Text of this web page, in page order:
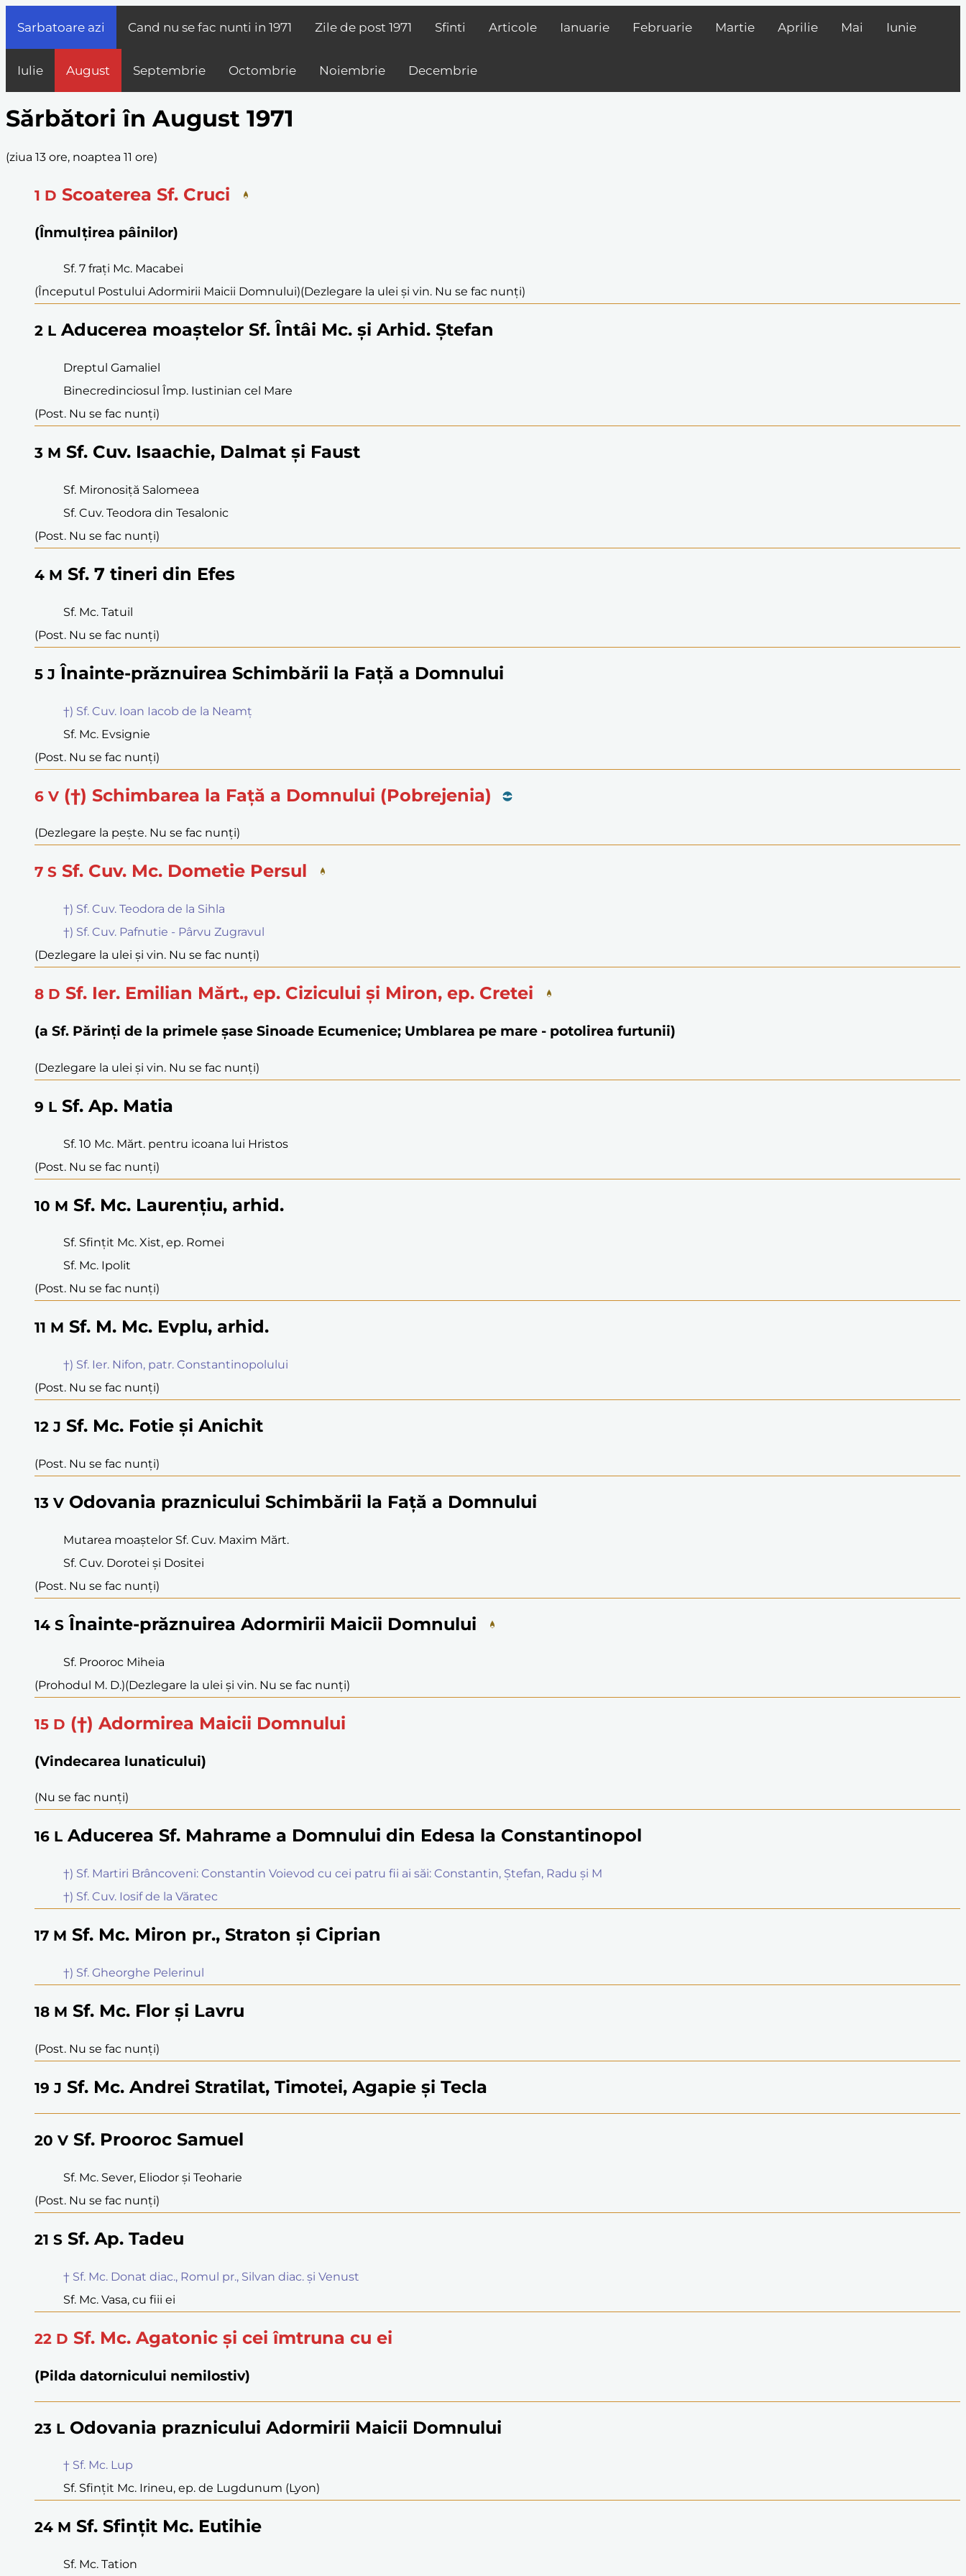
Sarbatoare azi Cand nu se fac nunti in 1971 Zile de post 1971 Sfinti Articole Ianuarie Februarie Martie Aprilie Mai Iunie
Iulie August Septembrie Octombrie Noiembrie Decembrie
Sărbători în August 1971
(ziua 13 ore, noaptea 11 ore)
1 D Scoaterea Sf. Cruci
(Înmulțirea pâinilor)
Sf. 7 frați Mc. Macabei
(Începutul Postului Adormirii Maicii Domnului)(Dezlegare la ulei și vin. Nu se fac nunți)
2 L Aducerea moaștelor Sf. Întâi Mc. și Arhid. Ștefan
Dreptul Gamaliel
Binecredinciosul Împ. Iustinian cel Mare
(Post. Nu se fac nunți)
3 M Sf. Cuv. Isaachie, Dalmat și Faust
Sf. Mironosiță Salomeea
Sf. Cuv. Teodora din Tesalonic
(Post. Nu se fac nunți)
4 M Sf. 7 tineri din Efes
Sf. Mc. Tatuil
(Post. Nu se fac nunți)
5 J Înainte-prăznuirea Schimbării la Față a Domnului
†) Sf. Cuv. Ioan Iacob de la Neamț
Sf. Mc. Evsignie
(Post. Nu se fac nunți)
6 V (†) Schimbarea la Față a Domnului (Pobrejenia)
(Dezlegare la pește. Nu se fac nunți)
7 S Sf. Cuv. Mc. Dometie Persul
†) Sf. Cuv. Teodora de la Sihla
†) Sf. Cuv. Pafnutie - Pârvu Zugravul
(Dezlegare la ulei și vin. Nu se fac nunți)
8 D Sf. Ier. Emilian Mărt., ep. Cizicului și Miron, ep. Cretei
(a Sf. Părinți de la primele șase Sinoade Ecumenice; Umblarea pe mare - potolirea furtunii)
(Dezlegare la ulei și vin. Nu se fac nunți)
9 L Sf. Ap. Matia
Sf. 10 Mc. Mărt. pentru icoana lui Hristos
(Post. Nu se fac nunți)
10 M Sf. Mc. Laurențiu, arhid.
Sf. Sfințit Mc. Xist, ep. Romei
Sf. Mc. Ipolit
(Post. Nu se fac nunți)
11 M Sf. M. Mc. Evplu, arhid.
†) Sf. Ier. Nifon, patr. Constantinopolului
(Post. Nu se fac nunți)
12 J Sf. Mc. Fotie și Anichit
(Post. Nu se fac nunți)
13 V Odovania praznicului Schimbării la Față a Domnului
Mutarea moaștelor Sf. Cuv. Maxim Mărt.
Sf. Cuv. Dorotei și Dositei
(Post. Nu se fac nunți)
14 S Înainte-prăznuirea Adormirii Maicii Domnului
Sf. Prooroc Miheia
(Prohodul M. D.)(Dezlegare la ulei și vin. Nu se fac nunți)
15 D (†) Adormirea Maicii Domnului
(Vindecarea lunaticului)
(Nu se fac nunți)
16 L Aducerea Sf. Mahrame a Domnului din Edesa la Constantinopol
†) Sf. Martiri Brâncoveni: Constantin Voievod cu cei patru fii ai săi: Constantin, Ștefan, Radu și M
†) Sf. Cuv. Iosif de la Văratec
17 M Sf. Mc. Miron pr., Straton și Ciprian
†) Sf. Gheorghe Pelerinul
18 M Sf. Mc. Flor și Lavru
(Post. Nu se fac nunți)
19 J Sf. Mc. Andrei Stratilat, Timotei, Agapie și Tecla
20 V Sf. Prooroc Samuel
Sf. Mc. Sever, Eliodor și Teoharie
(Post. Nu se fac nunți)
21 S Sf. Ap. Tadeu
† Sf. Mc. Donat diac., Romul pr., Silvan diac. și Venust
Sf. Mc. Vasa, cu fiii ei
22 D Sf. Mc. Agatonic și cei îmtruna cu ei
(Pilda datornicului nemilostiv)
23 L Odovania praznicului Adormirii Maicii Domnului
† Sf. Mc. Lup
Sf. Sfințit Mc. Irineu, ep. de Lugdunum (Lyon)
24 M Sf. Sfințit Mc. Eutihie
Sf. Mc. Tation